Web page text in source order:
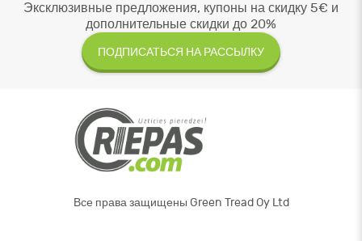
Эксклюзивные предложения, купоны на скидку 5€ и
дополнительные скидки до 20%
ПОДПИСАТЬСЯ НА РАССЫЛКУ
Все права защищены Green Tread Oy Ltd